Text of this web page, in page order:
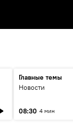
Главные темы
Новости
08:30 4 мин